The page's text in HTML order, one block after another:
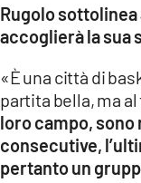
ANDROID
Rugolo
accoglierà la sua
«È una città di
partita bella, ma
loro campo,
consecutive,
pertanto un